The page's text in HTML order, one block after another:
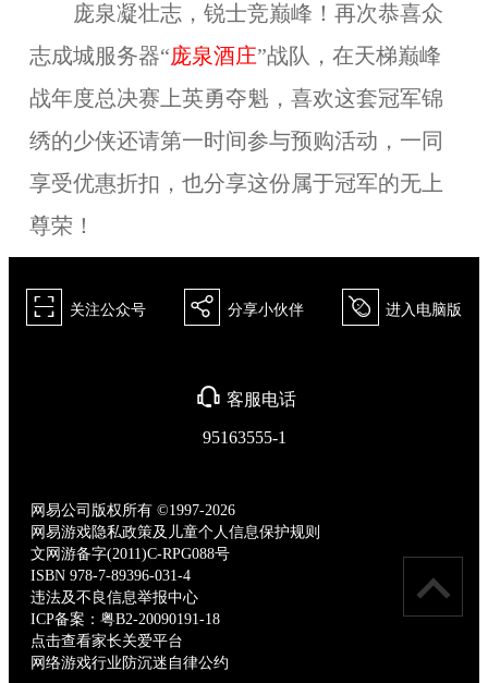
庞泉凝壮志 ， 锐士竞巅峰 ！再次恭喜众
志成城服务器“庞泉酒庄”战队，在天梯巅峰
战年度总决赛上英勇夺魁，喜欢这套冠军锦
绣的少侠还请第一时间参与预购活动，一同
享受优惠折扣，也分享这份属于冠军的无上
尊荣！
򰀁 关注公众号 򰀂 分享小伙伴 򰀄 进入电脑版
򰀃 客服电话
95163555-1
网易公司版权所有 ©1997-2026
网易游戏隐私政策及儿童个人信息保护规则
文网游备字(2011)C-RPG088号
ISBN 978-7-89396-031-4
违法及不良信息举报中心
ICP备案：粤B2-20090191-18
点击查看家长关爱平台
网络游戏行业防沉迷自律公约